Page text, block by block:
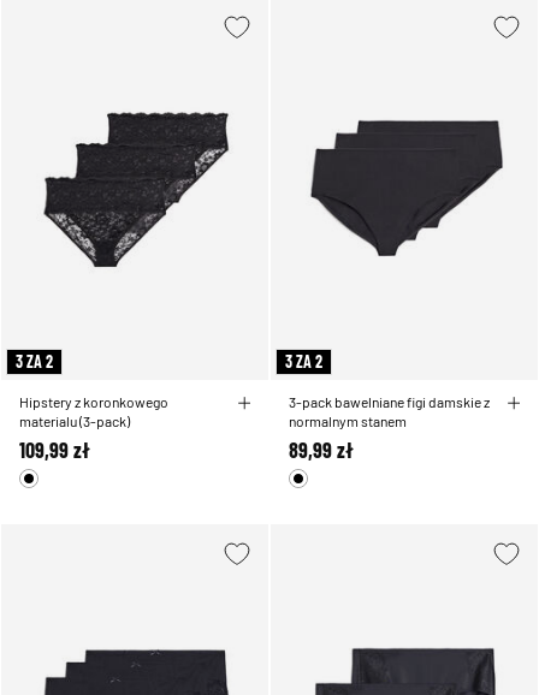
3 ZA 2
Hipstery z koronkowego
materialu (3-pack)
109,99 zł
3 ZA 2
3-pack bawelniane figi damskie z
normalnym stanem
89,99 zł